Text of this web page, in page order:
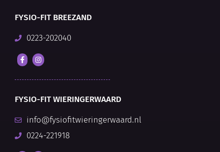
FYSIO-FIT BREEZAND
0223-202040
FYSIO-FIT WIERINGERWAARD
info@fysiofitwieringerwaard.nl
0224-221918